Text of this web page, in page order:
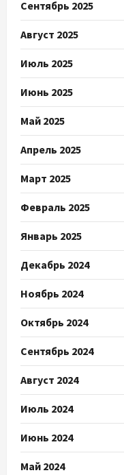
Сентябрь 2025
Август 2025
Июль 2025
Июнь 2025
Май 2025
Апрель 2025
Март 2025
Февраль 2025
Январь 2025
Декабрь 2024
Ноябрь 2024
Октябрь 2024
Сентябрь 2024
Август 2024
Июль 2024
Июнь 2024
Май 2024